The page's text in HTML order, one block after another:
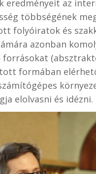
eredményeit az
többségének
folyóiratok és
azonban
formában
elolvasni és idézni.